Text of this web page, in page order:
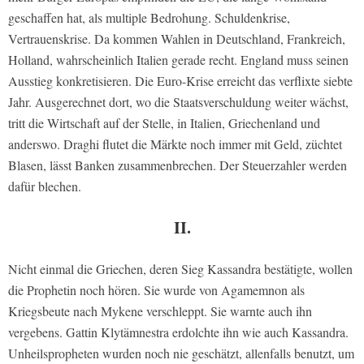
geschaffen hat, als multiple Bedrohung. Schuldenkrise,
Vertrauenskrise. Da kommen Wahlen in Deutschland, Frankreich,
Holland, wahrscheinlich Italien gerade recht. England muss seinen
Ausstieg konkretisieren. Die Euro-Krise erreicht das verflixte siebte
Jahr. Ausgerechnet dort, wo die Staatsverschuldung weiter wächst,
tritt die Wirtschaft auf der Stelle, in Italien, Griechenland und
anderswo. Draghi flutet die Märkte noch immer mit Geld, züchtet
Blasen, lässt Banken zusammenbrechen. Der Steuerzahler werden
dafür blechen.
II.
Nicht einmal die Griechen, deren Sieg Kassandra bestätigte, wollen
die Prophetin noch hören. Sie wurde von Agamemnon als
Kriegsbeute nach Mykene verschleppt. Sie warnte auch ihn
vergebens. Gattin Klytämnestra erdolchte ihn wie auch Kassandra.
Unheilspropheten wurden noch nie geschätzt, allenfalls benutzt, um